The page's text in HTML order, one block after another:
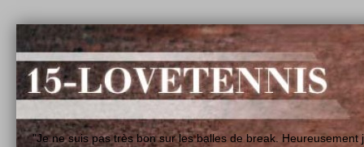
"Je ne suis pas très bon sur les balles de break.